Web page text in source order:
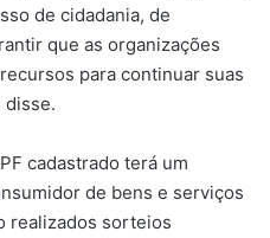
de cidadania, de
que as organizações
para continuar suas
disse.
cadastrado terá um
de bens e serviços
realizados sorteios